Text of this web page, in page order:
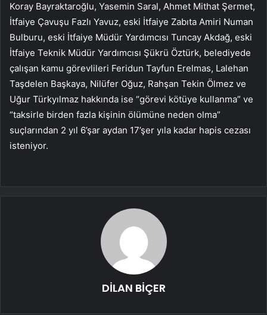
Koray Bayraktaroğlu, Yasemin Saral, Ahmet Mithat Şermet,
İtfaiye Çavuşu Fazlı Yavuz, eski İtfaiye Zabıta Amiri Numan
Bulburu, eski İtfaiye Müdür Yardımcısı Tuncay Akdağ, eski
İtfaiye Teknik Müdür Yardımcısı Şükrü Öztürk, belediyede
çalışan kamu görevlileri Feridun Tayfun Erelmas, Lalehan
Taşdelen Başkaya, Nilüfer Oğuz, Rahşan Tekin Ölmez ve
Uğur Türkyılmaz hakkında ise “görevi kötüye kullanma” ve
“taksirle birden fazla kişinin ölümüne neden olma”
suçlarından 2 yıl 6’şar aydan 17’şer yıla kadar hapis cezası
isteniyor.
DİLAN BİÇER